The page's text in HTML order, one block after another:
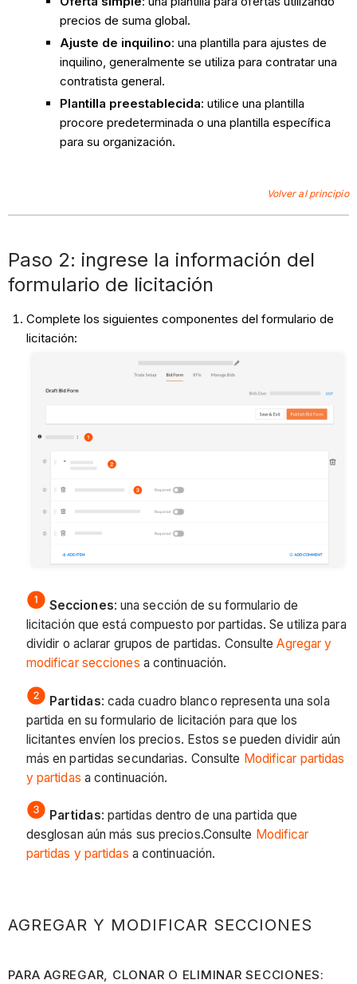
precios de suma global.
Ajuste de inquilino: una plantilla para ajustes de
inquilino, generalmente se utiliza para contratar una
contratista general.
Plantilla preestablecida: utilice una plantilla
procore predeterminada o una plantilla específica
para su organización.
Volver al principio
Paso 2: ingrese la información del
formulario de licitación
Complete los siguientes componentes del formulario de
licitación:
Secciones: una sección de su formulario de
licitación que está compuesto por partidas. Se utiliza para
dividir o aclarar grupos de partidas. ConsulteAgregar y
modificar secciones a continuación.
Partidas: cada cuadro blanco representa una sola
partida en su formulario de licitación para que los
licitantes envíen los precios. Estos se pueden dividir aún
más en partidas secundarias. Consulte Modificar partidas
y partidas a continuación.
Partidas: partidas dentro de una partida que
desglosan aún más sus precios.Consulte Modificar
partidas y partidas a continuación.
AGREGAR Y MODIFICAR SECCIONES
PARA AGREGAR, CLONAR O ELIMINAR SECCIONES: